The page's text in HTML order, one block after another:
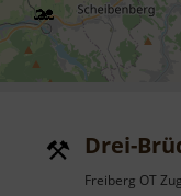
Drei-
Freiberg OT